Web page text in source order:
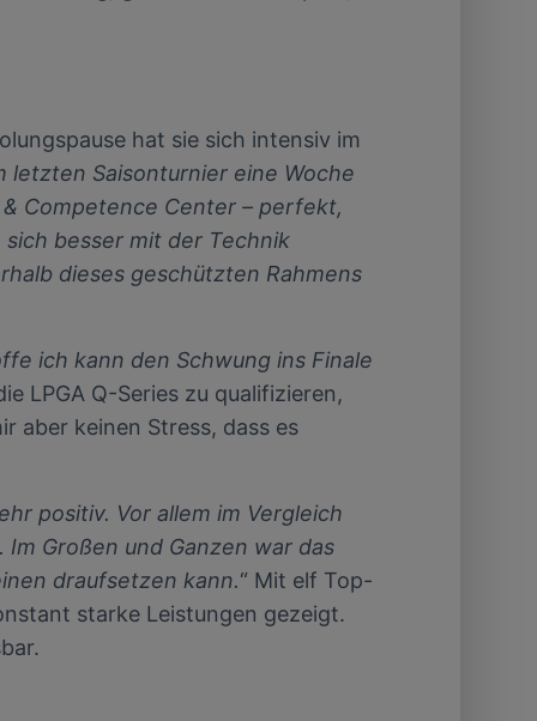
hat sie sich intensiv im
letzten Saisonturnier eine Woche
Competence Center – perfekt,
besser mit der Technik
dieses geschützten Rahmens
ich kann den Schwung ins Finale
LPGA Q-Series zu qualifizieren,
aber keinen Stress, dass es
positiv. Vor allem im Vergleich
Großen und Ganzen war das
draufsetzen kann.“ Mit elf Top-
starke Leistungen gezeigt.